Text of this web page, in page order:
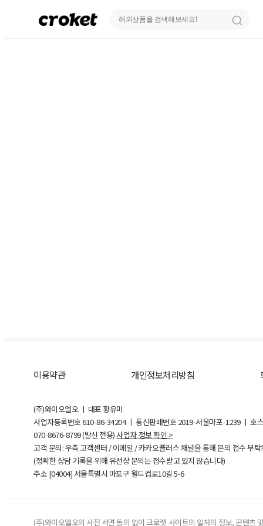
이용약관 개인정보처리방침
(주)와이오엘오 ㅣ 대표 황유미
사업자등록번호610-86-34204ㅣ 통신판매번호 2019-서울마포-1239 ㅣ 호
070-8676-8799 (발신 전용) 사업자 정보 확인 >
고객 문의: 우측 고객센터 / 이메일 / 카카오플러스 채널을 통해 문의 접수 부
(정확한 상담 기록을 위해 유선상 문의는 접수받고 있지 않습니다)
주소 [04004] 서울특별시 마포구 월드컵로10길5-6
(주)와이오엘오의 사전 서면 동의 없이 크로켓 사이트의 일체의 정보, 콘텐츠